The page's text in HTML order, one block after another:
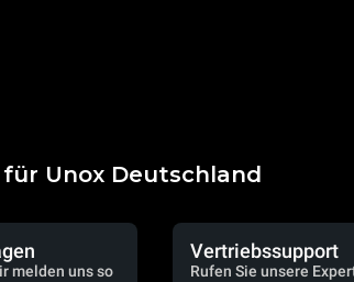
Unox Deutschland
melden uns so
Vertriebssupport
Rufen Sie unsere